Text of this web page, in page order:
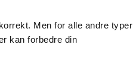
Men for alle andre typer
kan forbedre din